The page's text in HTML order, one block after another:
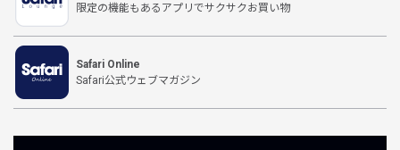
限定の機能もあるアプリでサクサクお買い物
Safari Online
Safari公式ウェブマガジン